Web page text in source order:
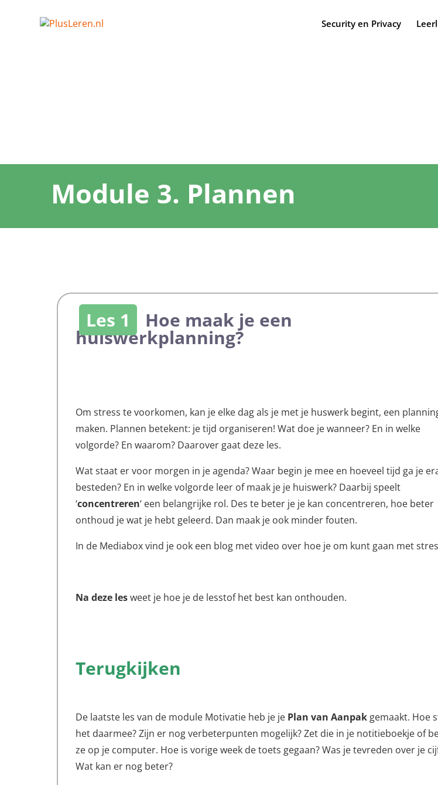
Security en Privacy
Module 3. Plannen
Les 1 Hoe maak je een
huiswerkplanning?
Om stress te voorkomen, kan je elke dag als je met je huswerk begint, een
maken. Plannen betekent: je tijd organiseren! Wat doe je wanneer? En in welke
volgorde? En waarom? Daarover gaat deze les.
Wat staat er voor morgen in je agenda? Waar begin je mee en hoeveel tijd ga je
besteden? En in welke volgorde leer of maak je je huiswerk? Daarbij speelt
‘concentreren‘ een belangrijke rol. Des te beter je je kan concentreren, hoe beter
onthoud je wat je hebt geleerd. Dan maak je ook minder fouten.
In de Mediabox vind je ook een blog met video over hoe je om kunt gaan met
Na deze lesweet je hoe je de lesstof het best kan onthouden.
Terugkijken
De laatste les van de module Motivatie heb je je Plan van Aanpak gemaakt. Hoe
het daarmee? Zijn er nog verbeterpunten mogelijk? Zet die in je notitieboekje of
ze op je computer. Hoe is vorige week de toets gegaan? Was je tevreden over je
Wat kan er nog beter?